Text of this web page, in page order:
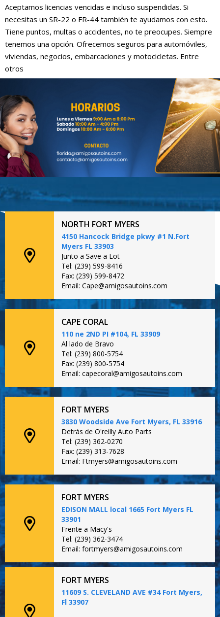
Aceptamos licencias vencidas e incluso suspendidas. Si
necesitas un SR-22 o FR-44 también te ayudamos con esto.
Tiene puntos, multas o accidentes, no te preocupes. Siempre
tenemos una opción. Ofrecemos seguros para automóviles,
viviendas, negocios, embarcaciones y motocicletas. Entre
otros
NORTH FORT MYERS
4150 Hancock Bridge pkwy #1 N.Fort
Myers FL 33903
Junto a Save a Lot
Tel: (239) 599-8416
Fax: (239) 599-8472
Email: Cape@amigosautoins.com
CAPE CORAL
110 ne 2ND PI #104, FL 33909
Al lado de Bravo
Tel: (239) 800-5754
Fax: (239) 800-5754
Email: capecoral@amigosautoins.com
FORT MYERS
3830 Woodside Ave Fort Myers, FL 33916
Detrás de O'reilly Auto Parts
Tel: (239) 362-0270
Fax: (239) 313-7628
Email: Ftmyers@amigosautoins.com
FORT MYERS
EDISON MALL local 1665 Fort Myers FL
33901
Frente a Macy's
Tel: (239) 362-3474
Email: fortmyers@amigosautoins.com
FORT MYERS
11609 S. CLEVELAND AVE #34 Fort Myers,
Fl 33907